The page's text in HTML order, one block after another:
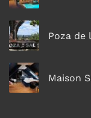
Poza de
Maison